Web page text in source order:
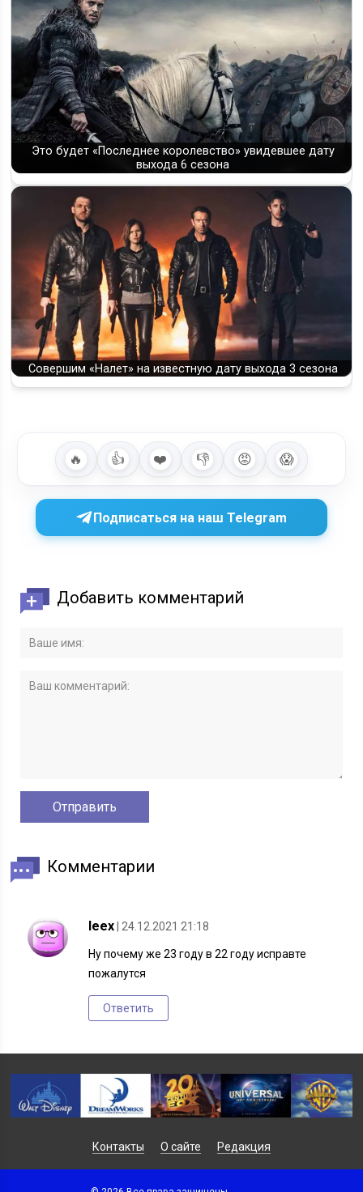
Это будет «Последнее королевство» увидевшее дату
выхода 6 сезона
Совершим «Налет» на известную дату выхода 3 сезона
🔥 👍 ❤️ 👎 😡 😱
Подписаться на наш Telegram
Добавить комментарий
Комментарии
leex | 24.12.2021 21:18
Ну почему же 23 году в 22 году исправте
пожалутся
Ответить
Контакты О сайте Редакция